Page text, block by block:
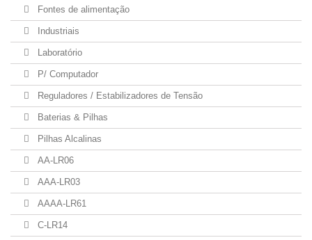
Fontes de alimentação
Industriais
Laboratório
P/ Computador
Reguladores / Estabilizadores de Tensão
Baterias & Pilhas
Pilhas Alcalinas
AA-LR06
AAA-LR03
AAAA-LR61
C-LR14